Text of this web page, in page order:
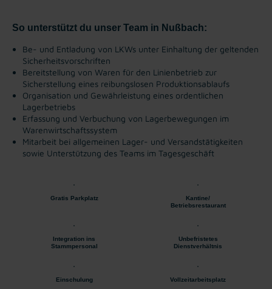
So unterstützt du unser Team in Nußbach:
Be- und Entladung von LKWs unter Einhaltung der geltenden
Sicherheitsvorschriften
Bereitstellung von Waren für den Linienbetrieb zur
Sicherstellung eines reibungslosen Produktionsablaufs
Organisation und Gewährleistung eines ordentlichen
Lagerbetriebs
Erfassung und Verbuchung von Lagerbewegungen im
Warenwirtschaftssystem
Mitarbeit bei allgemeinen Lager- und Versandstätigkeiten
sowie Unterstützung des Teams im Tagesgeschäft
Gratis Parkplatz
Kantine/
Betriebsrestaurant
Integration ins
Stammpersonal
Unbefristetes
Dienstverhältnis
Einschulung Vollzeitarbeitsplatz